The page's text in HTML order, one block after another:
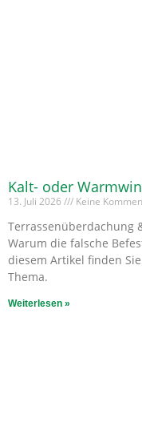
Kalt- oder
13. Juli 2026 Keine
Terrassenüberdachung
Warum die falsche
diesem Artikel finden
Thema.
Weiterlesen »